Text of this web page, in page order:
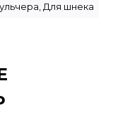
Для шнека